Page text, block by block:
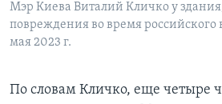
Мэр Киева Виталий Кличко у
повреждения во время российского
мая 2023 г.
По словам Кличко, еще четыре